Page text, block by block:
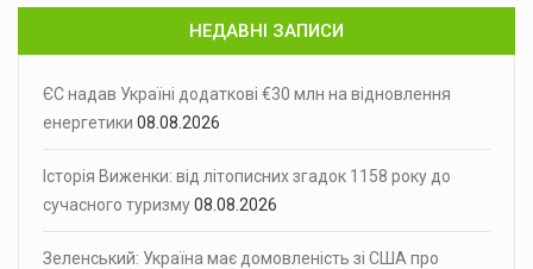
НЕДАВНІ ЗАПИСИ
ЄС надав Україні додаткові €30 млн на відновлення
енергетики 08.08.2026
Історія Виженки: від літописних згадок 1158 року до
сучасного туризму08.08.2026
Зеленський: Україна має домовленість зі США про